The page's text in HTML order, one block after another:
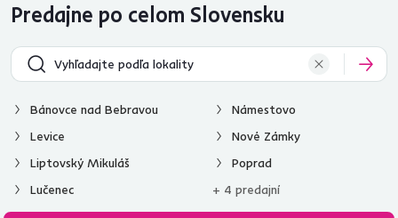
Predajne po celom Slovensku
Bánovce nad Bebravou
Levice
Liptovský Mikuláš
Lučenec
Námestovo
Nové Zámky
Poprad
+ 4 predajní